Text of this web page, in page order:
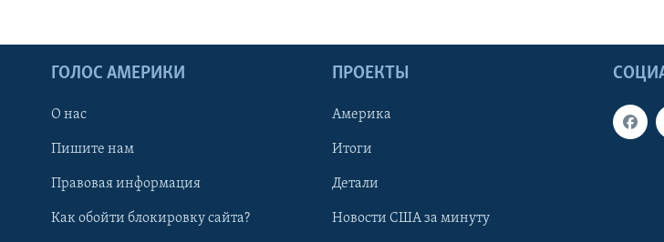
ГОЛОС АМЕРИКИ
О нас
Пишите нам
Правовая информация
Как обойти блокировку сайта?
ПРОЕКТЫ
Америка
Итоги
Детали
Новости США за минуту